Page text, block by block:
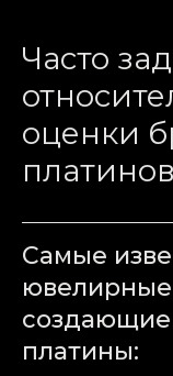
Часто
оценки
Самые
создающие
платины: